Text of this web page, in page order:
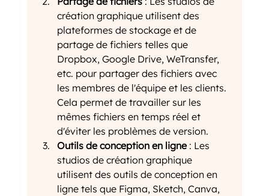
création graphique utilisent des
plateformes de stockage et de
partage de fichiers telles que
Dropbox, Google Drive, WeTransfer,
etc. pour partager des fichiers avec
les membres de l'équipe et les clients.
Cela permet de travailler sur les
mêmes fichiers en temps réel et
d'éviter les problèmes de version.
Outils de conception en ligne : Les
studios de création graphique
utilisent des outils de conception en
ligne tels que Figma, Sketch, Canva,